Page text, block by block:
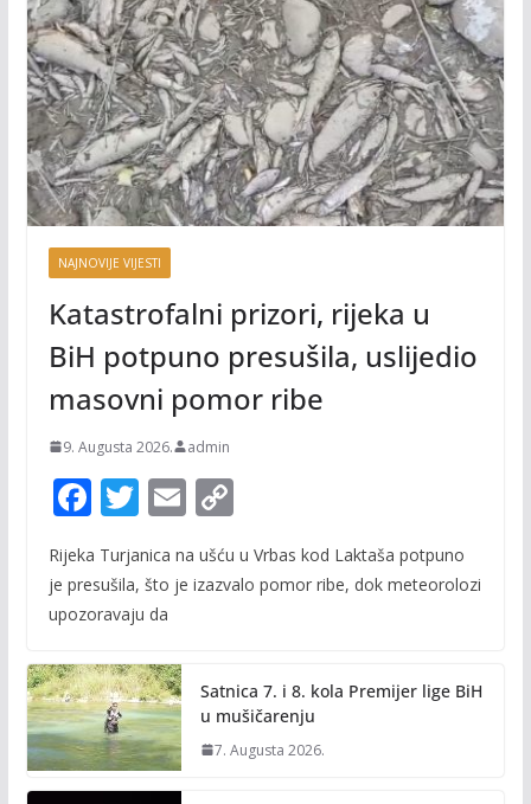
NAJNOVIJE VIJESTI
Katastrofalni prizori, rijeka u
BiH potpuno presušila, uslijedio
masovni pomor ribe
9. Augusta 2026. admin
F
e
b
o
k
T
itt
er
E
ai
C
p
n
k
Rijeka Turjanica na ušću u Vrbas kod Laktaša potpuno
je presušila, što je izazvalo pomor ribe, dok meteorolozi
upozoravaju da
Satnica 7. i 8. kola Premijer lige BiH
u mušičarenju
7. Augusta 2026.